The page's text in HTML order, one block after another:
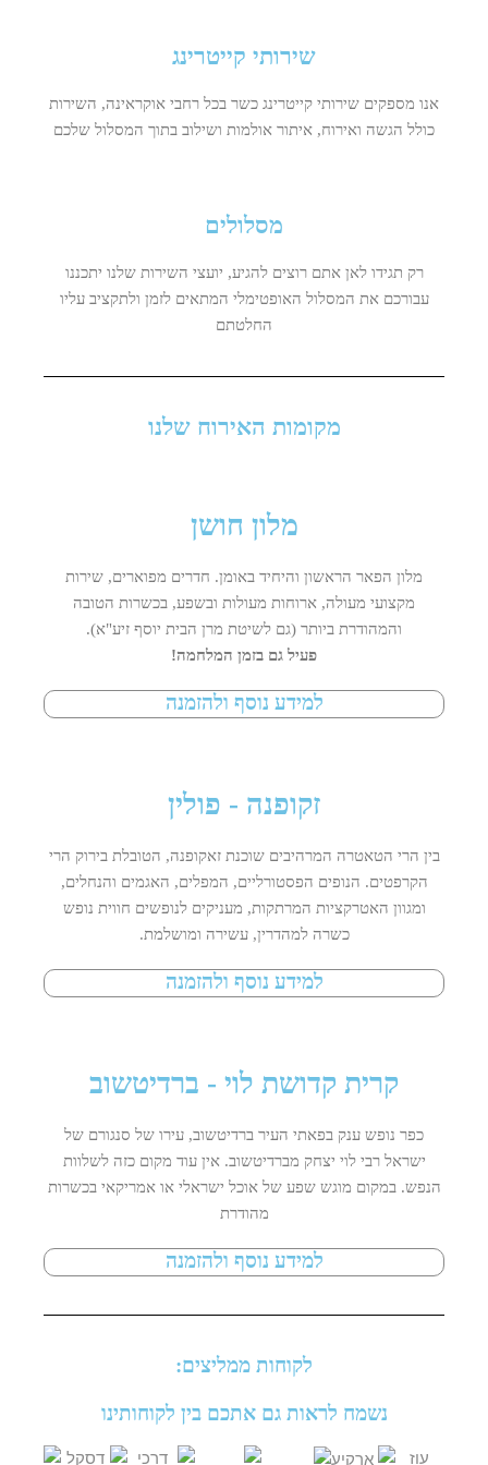
שירותי קייטרינג
אנו מספקים שירותי קייטרינג כשר בכל רחבי אוקראינה, השירות
כולל הגשה ואירוח, איתור אולמות ושילוב בתוך המסלול שלכם
מסלולים
רק תגידו לאן אתם רוצים להגיע, יועצי השירות שלנו יתכננו
עבורכם את המסלול האופטימלי המתאים לזמן ולתקציב עליו
החלטתם
מקומות האירוח שלנו
מלון חושן
מלון הפאר הראשון והיחיד באומן. חדרים מפוארים, שירות
מקצועי מעולה, ארוחות מעולות ובשפע, בכשרות הטובה
והמהודרת ביותר (גם לשיטת מרן הבית יוסף זיע"א).
פעיל גם בזמן המלחמה!
למידע נוסף ולהזמנה
זקופנה - פולין
בין הרי הטאטרה המרהיבים שוכנת זאקופנה, הטובלת בירוק הרי
הקרפטים. הנופים הפסטורליים, המפלים, האגמים והנחלים,
ומגוון האטרקציות המרתקות, מעניקים לנופשים חווית נופש
כשרה למהדרין, עשירה ומושלמת.
למידע נוסף ולהזמנה
קרית קדושת לוי - ברדיטשוב
כפר נופש ענק בפאתי העיר ברדיטשוב, עירו של סנגורם של
ישראל רבי לוי יצחק מברדיטשוב. אין עוד מקום כזה לשלוות
הנפש. במקום מוגש שפע של אוכל ישראלי או אמריקאי בכשרות
מהודרת
למידע נוסף ולהזמנה
לקוחות ממליצים:
נשמח לראות גם אתכם בין לקוחותינו